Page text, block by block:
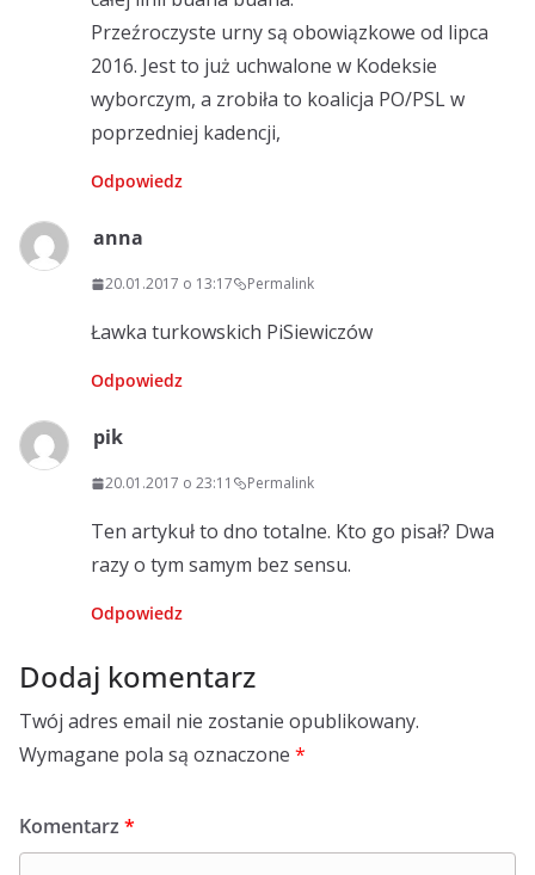
Przeźroczyste urny są obowiązkowe od lipca
2016. Jest to już uchwalone w Kodeksie
wyborczym, a zrobiła to koalicja PO/PSL w
poprzedniej kadencji,
Odpowiedz
anna
20.01.2017 o 13:17 Permalink
Ławka turkowskich PiSiewiczów
Odpowiedz
pik
20.01.2017 o 23:11 Permalink
Ten artykuł to dno totalne. Kto go pisał? Dwa
razy o tym samym bez sensu.
Odpowiedz
Dodaj komentarz
Twój adres email nie zostanie opublikowany.
Wymagane pola są oznaczone *
Komentarz *